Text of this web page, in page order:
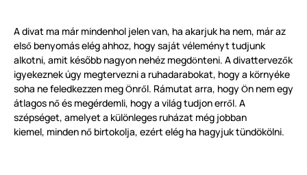
A divat ma már mindenhol jelen van, ha akarjuk ha nem, már az
első benyomás elég ahhoz, hogy saját véleményt tudjunk
alkotni, amit később nagyon nehéz megdönteni. A divattervezők
igyekeznek úgy megtervezni a ruhadarabokat, hogy a környéke
soha ne feledkezzen meg Önről. Rámutat arra, hogy Ön nem egy
átlagos nő és megérdemli, hogy a világ tudjon erről. A
szépséget, amelyet a különleges ruházat még jobban
kiemel, minden nő birtokolja, ezért elég ha hagyjuktündökölni.